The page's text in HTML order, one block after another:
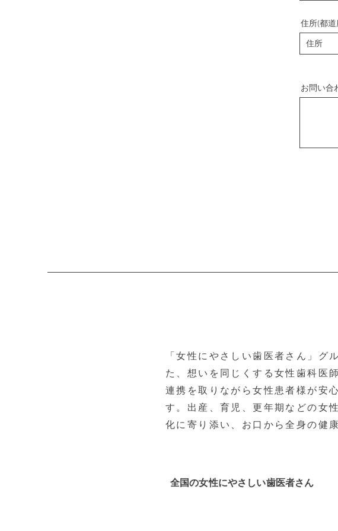
住所(都
お問い合
「女性にやさしい歯医者さん」グ
た、想いを同じくする女性歯科医
連携を取りながら女性患者様が安
す。出産、育児、更年期などの女
化に寄り添い、お口から全身の健
全国の女性にやさしい歯医者さん